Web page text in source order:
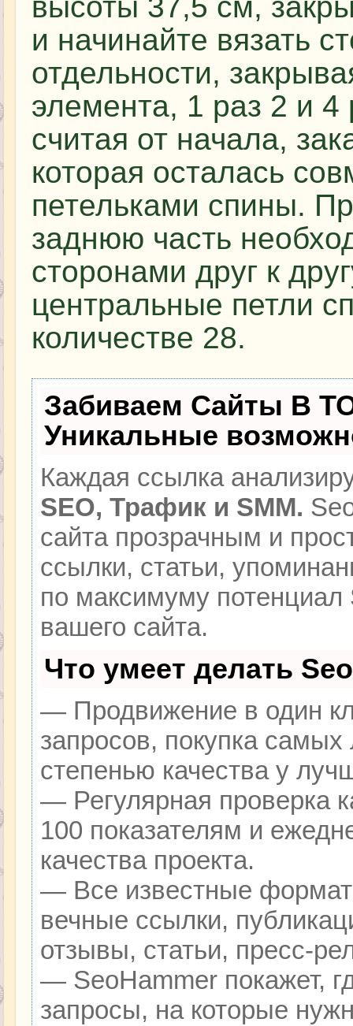
и начинайте вязать
отдельности,
элемента, 1 раз 2 и 4
считая от начала,
которая осталась
петельками спины.
заднюю часть
сторонами друг к
центральные петли
количестве 28.
Забиваем Сайты В
Уникальные
Каждая ссылка
SEO, Трафик и SMM.
сайта прозрачным и
ссылки, статьи,
по максимуму
вашего сайта.
Что умеет делать
— Продвижение в один
запросов, покупка
степенью качества у
— Регулярная проверка
100 показателям и
качества проекта.
— Все известные
вечные ссылки,
отзывы, статьи, пресс-
— SeoHammer покажет,
запросы, на которые